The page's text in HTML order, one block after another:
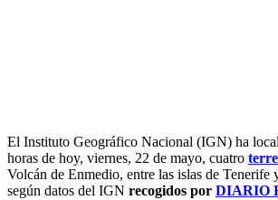
El Instituto Geográfico Nacional (IGN) ha
horas de hoy, viernes, 22 de mayo, cuatro
Volcán de Enmedio, entre las islas de Tenerife
según datos del IGN recogidos por DIARIO